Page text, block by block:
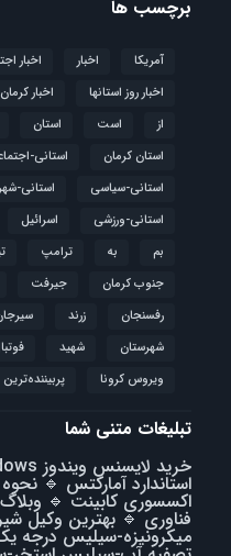
برچسب ها
آمریکا اخبار اخبار
اخبار روز استانها
اخبار کرمان
از
است استان
استان کرمان
استانی-
استانی-سیاسی
استانی-
استانی-ورزشی
اسرائیل
بم
به ترامپ
جنوب کرمان
جیرفت
رفسنجان
زرند
شهرستان
شهید
ویروس کرونا
پربیننده‌ترین
تبلیغات متنی شما
خرید لایسنس ویندوز Windows اورجینال
استاندارد آمارکتس 🔹
اکسسوری کابینت 🔹
فناوری🔹 بهترین وکیل
میکرونیزه-سیلیس